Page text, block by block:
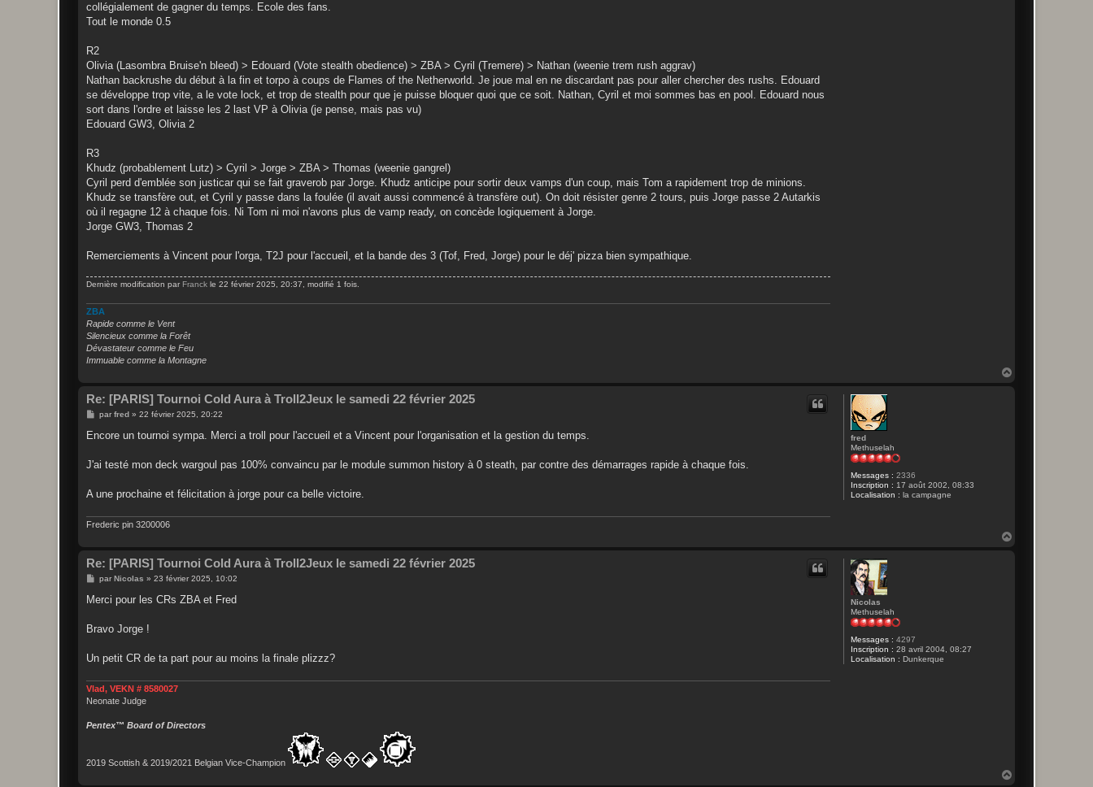
collégialement de gagner du temps. Ecole des fans.
Tout le monde 0.5
R2
Olivia (Lasombra Bruise'n bleed) > Edouard (Vote stealth obedience) > ZBA > Cyril (Tremere) > Nathan (weenie trem rush aggrav)
Nathan backrushe du début à la fin et torpo à coups de Flames of the Netherworld. Je joue mal en ne discardant pas pour aller chercher des rushs. Edouard
se développe trop vite, a le vote lock, et trop de stealth pour que je puisse bloquer quoi que ce soit. Nathan, Cyril et moi sommes bas en pool. Edouard nous
sort dans l'ordre et laisse les 2 last VP à Olivia (je pense, mais pas vu)
Edouard GW3, Olivia 2
R3
Khudz (probablement Lutz) > Cyril > Jorge > ZBA > Thomas (weenie gangrel)
Cyril perd d'emblée son justicar qui se fait graverob par Jorge. Khudz anticipe pour sortir deux vamps d'un coup, mais Tom a rapidement trop de minions.
Khudz se transfère out, et Cyril y passe dans la foulée (il avait aussi commencé à transfère out). On doit résister genre 2 tours, puis Jorge passe 2 Autarkis
où il regagne 12 à chaque fois. Ni Tom ni moi n'avons plus de vamp ready, on concède logiquement à Jorge.
Jorge GW3, Thomas 2
Remerciements à Vincent pour l'orga, T2J pour l'accueil, et la bande des 3 (Tof, Fred, Jorge) pour le déj' pizza bien sympathique.
Dernière modification par Franck le 22 février 2025, 20:37, modifié 1 fois.
ZBA
Rapide comme le Vent
Silencieux comme la Forêt
Dévastateur comme le Feu
Immuable comme la Montagne
fred
Methuselah
Messages : 2336
Inscription : 17 août 2002, 08:33
Localisation : la campagne
Re: [PARIS] Tournoi Cold Aura à Troll2Jeux le samedi 22 février 2025
M
s
g
parfred» 22 février 2025, 20:22
Encore un tournoi sympa. Merci a troll pour l'accueil et a Vincent pour l'organisation et la gestion du temps.
J'ai testé mon deck wargoul pas 100% convaincu par le module summon history à 0 steath, par contre des démarrages rapide à chaque fois.
A une prochaine et félicitation à jorge pour ca belle victoire.
Frederic pin 3200006
Nicolas
Methuselah
Messages : 4297
Inscription : 28 avril 2004, 08:27
Localisation : Dunkerque
Re: [PARIS] Tournoi Cold Aura à Troll2Jeux le samedi 22 février 2025
M
s
g
par Nicolas » 23 février 2025, 10:02
Merci pour les CRs ZBA et Fred
Bravo Jorge !
Un petit CR de ta part pour au moins la finale plizzz?
Vlad, VEKN # 8580027
Neonate Judge
Pentex™ Board of Directors
2019 Scottish & 2019/2021 Belgian Vice-Champion